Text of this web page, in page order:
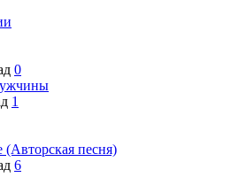
0
1
песня)
6